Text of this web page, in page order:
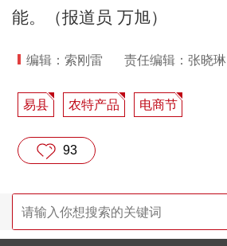
能。（报道员 万旭）
编辑：索刚雷 责任编辑：张晓琳
易县 农特产品 电商节
93